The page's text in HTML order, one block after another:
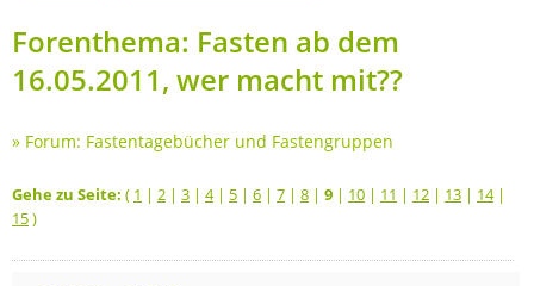
Forenthema: Fasten ab dem
16.05.2011, wer macht mit??
» Forum: Fastentagebücher und Fastengruppen
Gehe zu Seite: ( 1 | 2 | 3 | 4| 5 | 6 | 7 | 8 | 9 | 10 | 11 | 12 | 13 | 14|
15)